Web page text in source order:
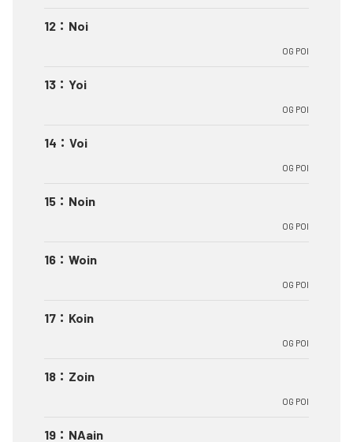
12 ： Noi
OG POI
13 ： Yoi
OG POI
14 ： Voi
OG POI
15 ： Noin
OG POI
16 ： Woin
OG POI
17 ： Koin
OG POI
18 ： Zoin
OG POI
19 ： NAain